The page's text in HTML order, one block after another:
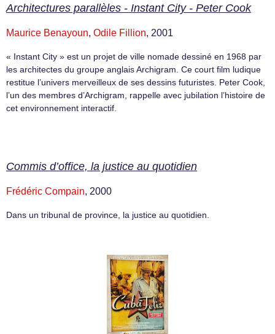
Architectures parallèles - Instant City - Peter Cook
Maurice Benayoun, Odile Fillion, 2001
« Instant City » est un projet de ville nomade dessiné en 1968 par
les architectes du groupe anglais Archigram. Ce court film ludique
restitue l’univers merveilleux de ses dessins futuristes. Peter Cook,
l’un des membres d’Archigram, rappelle avec jubilation l’histoire de
cet environnement interactif.
Commis d’office, la justice au quotidien
Frédéric Compain, 2000
Dans un tribunal de province, la justice au quotidien.